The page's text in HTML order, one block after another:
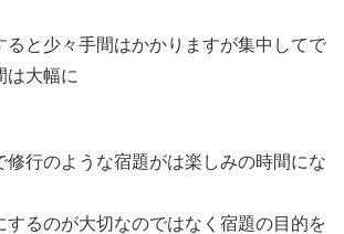
ると少々手間はかかりますが集中してで
は大幅に
修行のような宿題がは楽しみの時間にな
するのが大切なのではなく宿題の目的を